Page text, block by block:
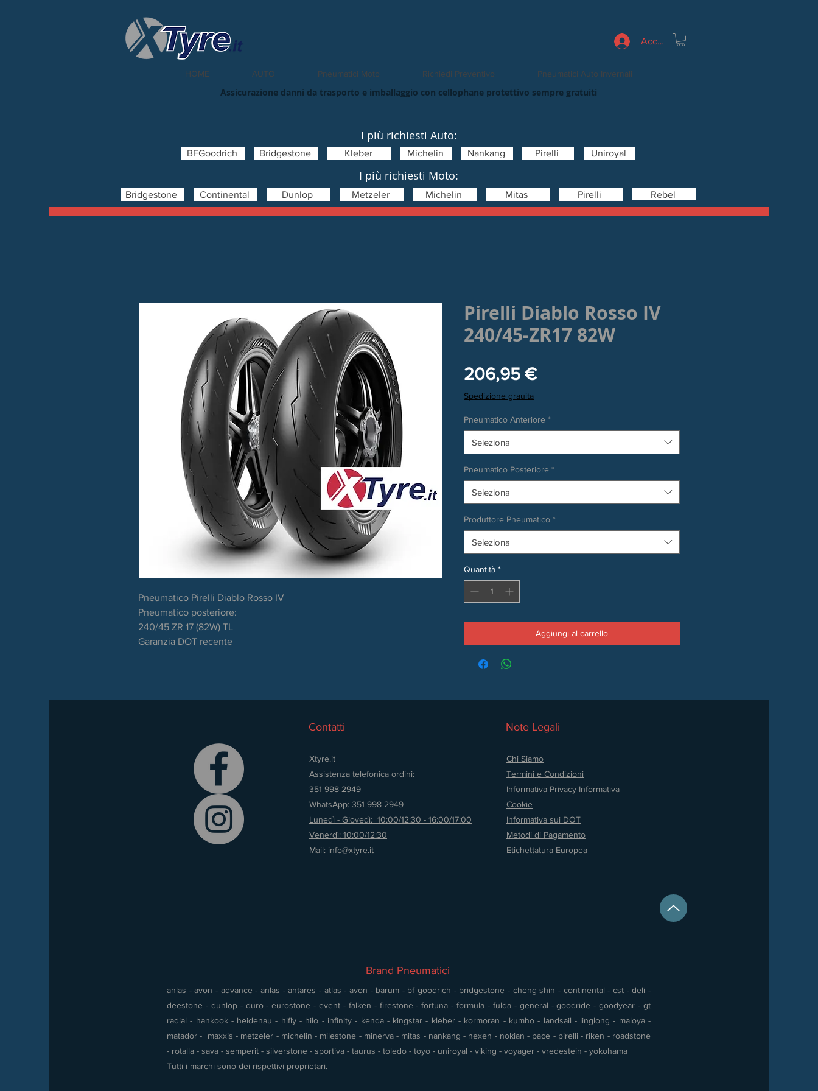
Accedi
HOME AUTO Pneumatici Moto Richiedi Preventivo Pneumatici Auto Invernali
Assicurazione danni da trasporto e imballaggio con cellophane protettivo sempre gratuiti
I più richiesti Auto:
BFGoodrich Bridgestone Kleber Michelin Nankang Pirelli Uniroyal
I più richiesti Moto:
Bridgestone Continental Dunlop Metzeler Michelin Mitas Pirelli Rebel
Pneumatico Pirelli Diablo Rosso IV
Pneumatico posteriore:
240/45 ZR 17 (82W) TL
Garanzia DOT recente
Pirelli Diablo Rosso IV
240/45-ZR17 82W
206,95 €Prezzo
Spedizione grauita
Pneumatico Anteriore *
Seleziona
Pneumatico Posteriore *
Seleziona
Produttore Pneumatico *
Seleziona
Quantità *
Aggiungi al carrello
Contatti
Xtyre.it
Assistenza telefonica ordini:
351 998 2949
WhatsApp: 351 998 2949
Lunedì - Giovedì: 10:00/12:30 - 16:00/17:00
Venerdì: 10:00/12:30
Mail: info@xtyre.it
Note Legali
Chi Siamo
Termini e Condizioni
Informativa Privacy Informativa
Cookie
Informativa sui DOT
Metodi di Pagamento
Etichettatura Europea
Brand Pneumatici
anlas - avon - advance - anlas - antares - atlas - avon - barum - bf goodrich - bridgestone - cheng shin - continental - cst - deli -
deestone - dunlop - duro - eurostone - event - falken - firestone - fortuna - formula - fulda - general - goodride - goodyear - gt
radial - hankook - heidenau - hifly - hilo - infinity - kenda - kingstar - kleber - kormoran - kumho - landsail - linglong - maloya -
matador - maxxis - metzeler - michelin - milestone - minerva - mitas - nankang - nexen - nokian - pace - pirelli - riken - roadstone
- rotalla - sava - semperit - silverstone - sportiva - taurus - toledo - toyo - uniroyal - viking - voyager - vredestein - yokohama
Tutti i marchi sono dei rispettivi proprietari.